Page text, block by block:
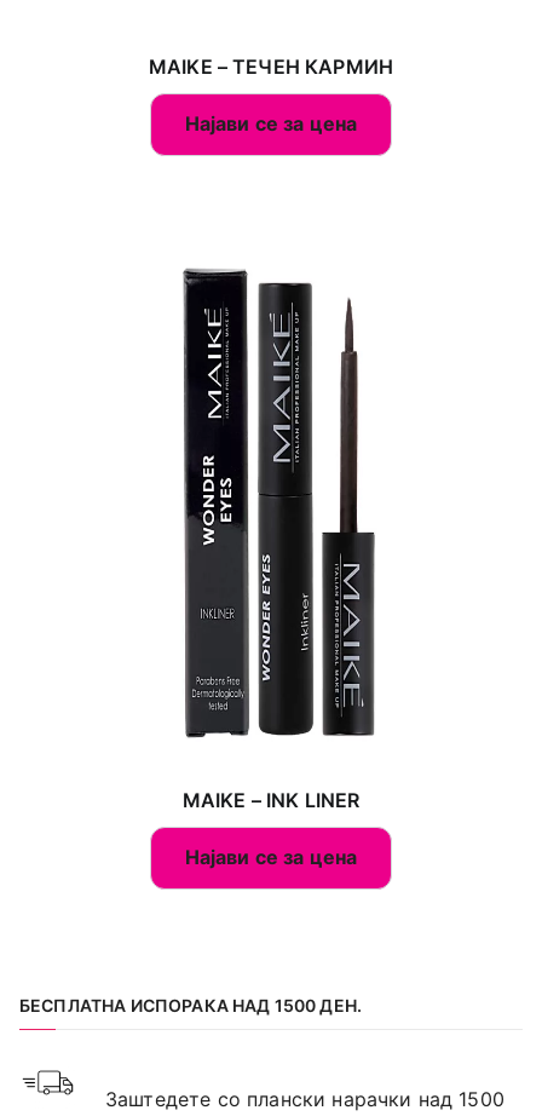
MAIKE – ТЕЧЕН КАРМИН
Најави се за цена
MAIKE – INK LINER
Најави се за цена
БЕСПЛАТНА ИСПОРАКА НАД 1500 ДЕН.
Заштедете со плански нарачки над 1500